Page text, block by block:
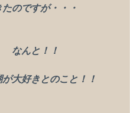
たのですが・・・
なんと！！
が大好きとのこと！！